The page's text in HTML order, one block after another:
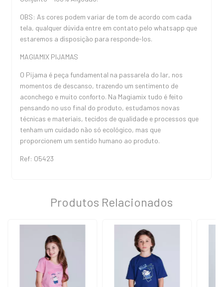
OBS: As cores podem variar de tom de acordo com cada
tela, qualquer dúvida entre em contato pelo whatsapp que
estaremos a disposição para responde-los.
MAGIAMIX PIJAMAS
O Pijama é peça fundamental na passarela do lar, nos
momentos de descanso, trazendo um sentimento de
aconchego e muito conforto. Na Magiamix tudo é feito
pensando no uso final do produto, estudamos novas
técnicas e materiais, tecidos de qualidade e processos que
tenham um cuidado não só ecológico, mas que
proporcionem um sentido humano ao produto.
Ref: O5423
Produtos Relacionados